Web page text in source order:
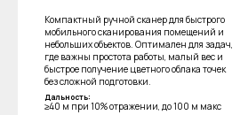
Компактный ручной сканер для быстрого
мобильного сканирования помещений и
небольших объектов. Оптимален для задач,
где важны простота работы, малый вес и
быстрое получение цветного облака точек
без сложной подготовки.
Дальность:
≥40 м при 10% отражении, до 100 м макс